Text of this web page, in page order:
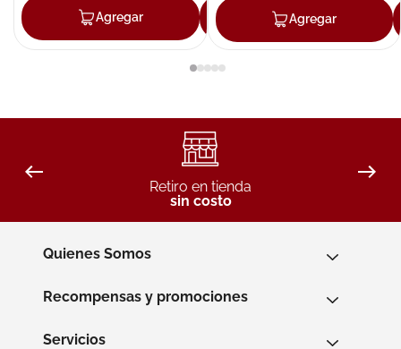
Agregar Agregar
Agregar
Retiro en tienda
sin costo
Quienes Somos
Recompensas y promociones
Servicios